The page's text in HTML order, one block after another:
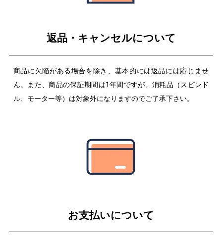
返品・キャンセルについて
商品に欠陥がある場合を除き、基本的には返品には応じませ
ん。また、商品の保証期間は1年間ですが、消耗品（スピンド
ル、モーター等）は対象外になりますのでご了承下さい。
お支払いについて